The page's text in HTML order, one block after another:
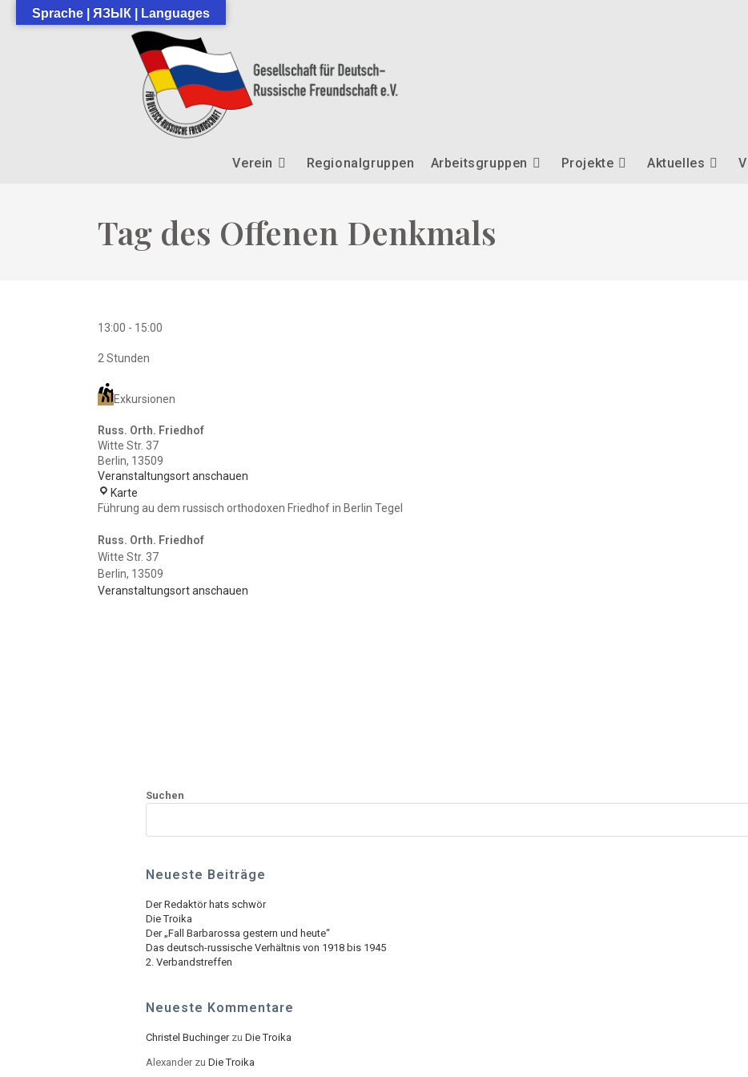
Verein Regionalgruppen Arbeitsgruppen Projekte Aktuelles
Tag des Offenen Denkmals
13:00 - 15:00
2 Stunden
Exkursionen
Russ. Orth. Friedhof
Witte Str. 37
Berlin, 13509
Veranstaltungsort anschauen
Karte
Orth.
Führung au dem russisch orthodoxen Friedhof in Berlin Tegel
Russ. Orth. Friedhof
Witte Str. 37
Berlin, 13509
Veranstaltungsort anschauen
Suchen
Neueste Beiträge
Der Redaktör hats schwör
Die Troika
Der „Fall Barbarossa gestern und heute“
Das deutsch-russische Verhältnis von 1918 bis 1945
2. Verbandstreffen
Neueste Kommentare
Christel Buchingerzu Die Troika
Alexanderzu Die Troika
Sprache | ЯЗЫК | Languages